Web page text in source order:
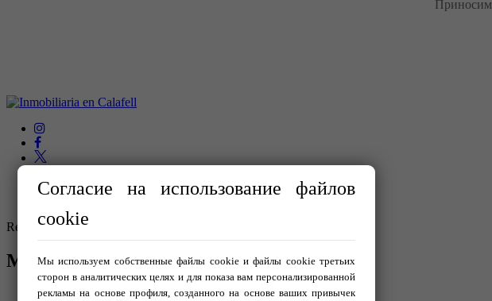
Приносим
Registre AICAT Nº 3511
МЕНЮ
Главная
Согласие на использование файлов
cookie
Мы используем собственные файлы cookie и файлы cookie третьих
сторон в аналитических целях и для показа вам персонализированной
рекламы на основе профиля, созданного на основе ваших привычек